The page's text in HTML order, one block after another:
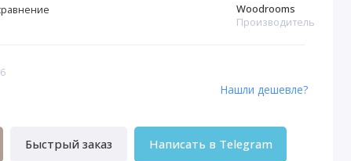
Woodrooms
Производитель
Быстрый заказ Написать в Telegram
Нашли дешевле?